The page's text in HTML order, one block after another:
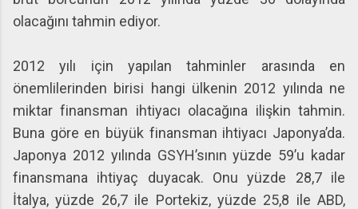
olacağını tahmin ediyor.
2012 yılı için yapılan tahminler arasında en
önemlilerinden birisi hangi ülkenin 2012 yılında ne
miktar finansman ihtiyacı olacağına ilişkin tahmin.
Buna göre en büyük finansman ihtiyacı Japonya’da.
Japonya 2012 yılında GSYH’sının yüzde 59’u kadar
finansmana ihtiyaç duyacak. Onu yüzde 28,7 ile
İtalya, yüzde 26,7 ile Portekiz, yüzde 25,8 ile ABD,